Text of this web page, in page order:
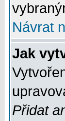
Návrat
Jak
Přidat